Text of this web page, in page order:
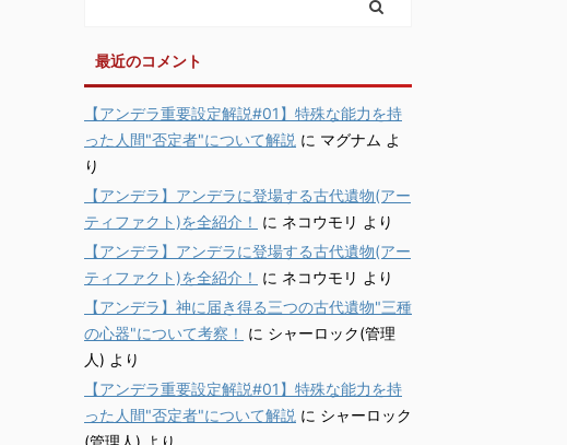
最近のコメント
【アンデラ重要設定解説#01】特殊な能力を持
った人間"否定者"について解説 に マグナム よ
り
【アンデラ】アンデラに登場する古代遺物(アー
ティファクト)を全紹介！
に ネコウモリ より
【アンデラ】アンデラに登場する古代遺物(アー
ティファクト)を全紹介！
に ネコウモリ より
【アンデラ】神に届き得る三つの古代遺物"三種
の心器"について考察！
に シャーロック(管理
人) より
【アンデラ重要設定解説#01】特殊な能力を持
った人間"否定者"について解説 に シャーロック
(管理人) より